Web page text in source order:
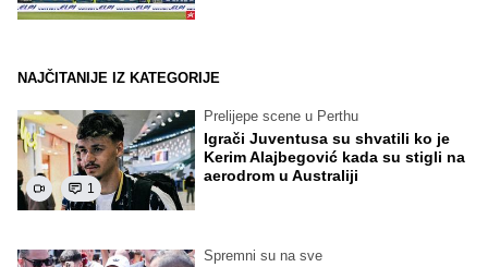
NAJČITANIJE IZ KATEGORIJE
1
Prelijepe scene u Perthu
Igrači Juventusa su shvatili ko je
Kerim Alajbegović kada su stigli na
aerodrom u Australiji
Spremni su na sve